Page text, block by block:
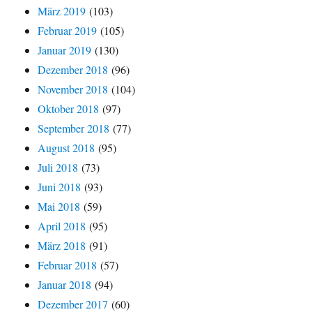
März 2019 (103)
Februar 2019 (105)
Januar 2019 (130)
Dezember 2018 (96)
November 2018 (104)
Oktober 2018 (97)
September 2018 (77)
August 2018 (95)
Juli 2018 (73)
Juni 2018 (93)
Mai 2018 (59)
April 2018 (95)
März 2018 (91)
Februar 2018 (57)
Januar 2018 (94)
Dezember 2017 (60)